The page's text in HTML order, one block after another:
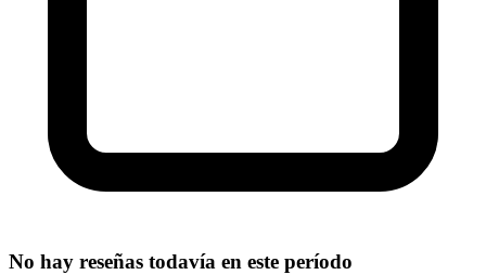
No hay reseñas todavía en este período